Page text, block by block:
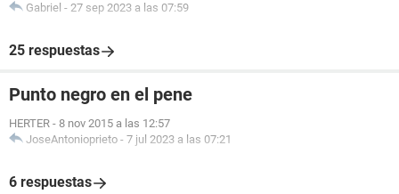
Gabriel - 27 sep 2023 a las 07:59
25 respuestas
Punto negro en el pene
HERTER - 8 nov 2015 a las 12:57
JoseAntonioprieto - 7 jul 2023 a las 07:21
6 respuestas